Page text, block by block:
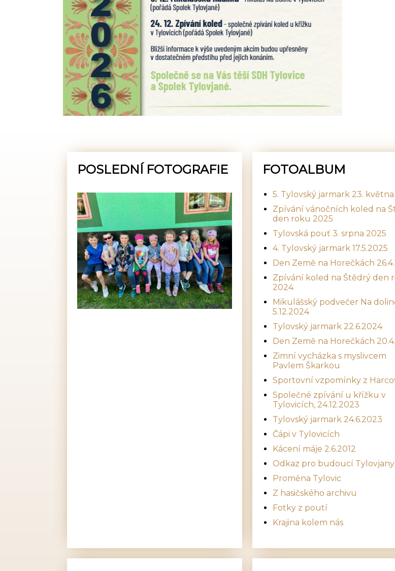
POSLEDNÍ FOTOGRAFIE FOTOALBUM
5. Tylovský jarmark 23.
Zpívání vánočních koled na
den roku 2025
Tylovská pouť 3. srpna 2025
4. Tylovský jarmark 17.5.2025
Den Země na Horečkách
Zpívání koled na Štědrý den
2024
Mikulášský podvečer Na
5.12.2024
Tylovský jarmark 22.6.2024
Den Země na Horečkách
Zimní vycházka s myslivcem
Pavlem Škarkou
Sportovní vzpomínky z
Společné zpívání u křížku v
Tylovicích, 24.12.2023
Tylovský jarmark 24.6.2023
Čápi v Tylovicích
Kácení máje 2.6.2012
Odkaz pro budoucí Tylovjany
Proměna Tylovic
Z hasičského archivu
Fotky z poutí
Krajina kolem nás